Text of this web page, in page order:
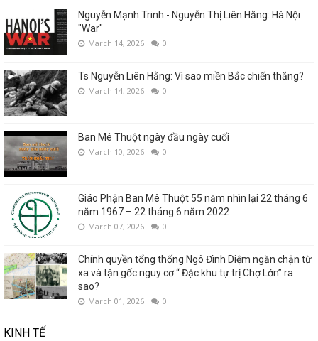
Nguyễn Mạnh Trinh - Nguyễn Thị Liên Hằng: Hà Nội
"War"
March 14, 2026 0
Ts Nguyễn Liên Hằng: Vì sao miền Bắc chiến thắng?
March 14, 2026 0
Ban Mê Thuột ngày đầu ngày cuối
March 10, 2026 0
Giáo Phận Ban Mê Thuột 55 năm nhìn lại 22 tháng 6
năm 1967 – 22 tháng 6 năm 2022
March 07, 2026 0
Chính quyền tổng thống Ngô Đình Diệm ngăn chận từ
xa và tận gốc nguy cơ “ Đặc khu tự trị Chợ Lớn” ra
sao?
March 01, 2026 0
KINH TẾ